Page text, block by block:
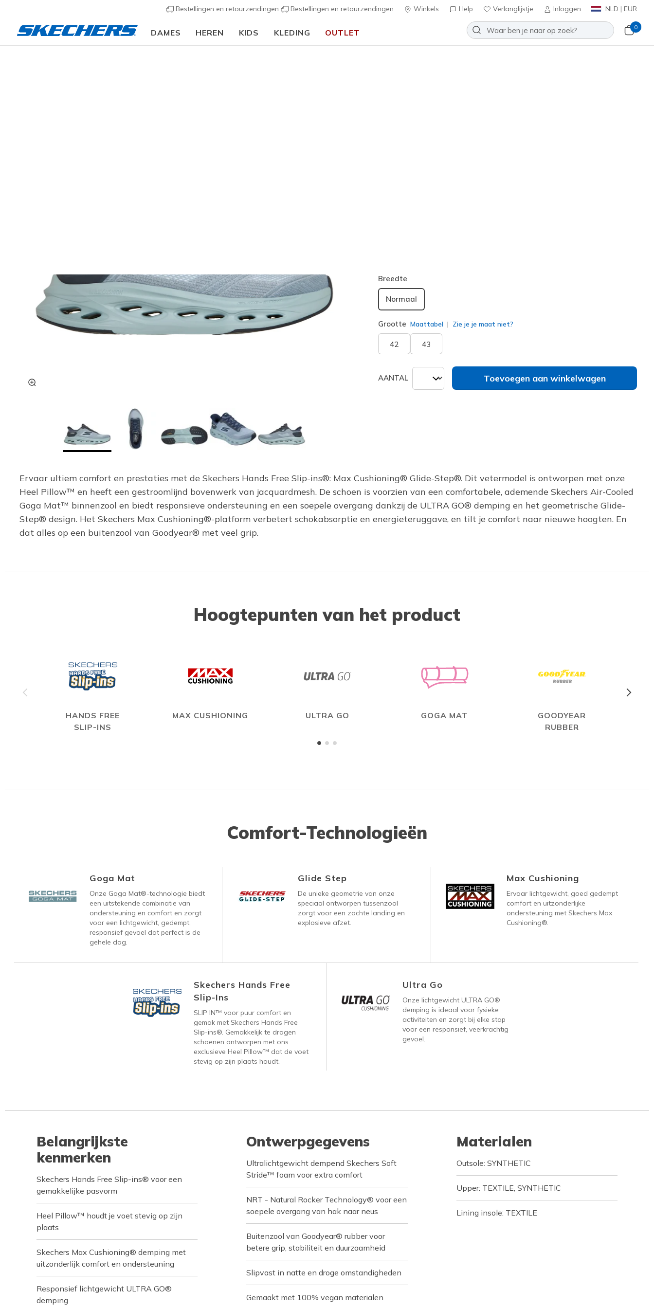
Bestellingen en retourzendingen Bestellingen en retourzendingen Winkels Help Verlanglijstje Inloggen NLD | EUR
DAMES HEREN KIDS KLEDING OUTLET
0
Breedte
Normaal
Grootte Maattabel Zie je je maat niet?
42 43
AANTAL Toevoegen aan winkelwagen
Ervaar ultiem comfort en prestaties met de Skechers Hands Free Slip-ins®: Max Cushioning® Glide-Step®. Dit vetermodel is ontworpen met onze
Heel Pillow™ en heeft een gestroomlijnd bovenwerk van jacquardmesh. De schoen is voorzien van een comfortabele, ademende Skechers Air-Cooled
Goga Mat™ binnenzool en biedt responsieve ondersteuning en een soepele overgang dankzij de ULTRA GO® demping en het geometrische Glide-
Step® design. Het Skechers Max Cushioning®-platform verbetert schokabsorptie en energieteruggave, en tilt je comfort naar nieuwe hoogten. En
dat alles op een buitenzool van Goodyear® met veel grip.
Hoogtepunten van het product
HANDS FREE
SLIP-INS
MAX CUSHIONING ULTRA GO GOGA MAT
GOODYEAR
RUBBER
Comfort-Technologieën
Goga Mat
Onze Goga Mat®-technologie biedt
een uitstekende combinatie van
ondersteuning en comfort en zorgt
voor een lichtgewicht, gedempt,
responsief gevoel dat perfect is de
gehele dag.
Glide Step
De unieke geometrie van onze
speciaal ontworpen tussenzool
zorgt voor een zachte landing en
explosieve afzet.
Max Cushioning
Ervaar lichtgewicht, goed gedempt
comfort en uitzonderlijke
ondersteuning met Skechers Max
Cushioning®.
Skechers Hands Free
Slip-Ins
SLIP IN™ voor puur comfort en
gemak met Skechers Hands Free
Slip-ins®. Gemakkelijk te dragen
schoenen ontworpen met ons
exclusieve Heel Pillow™ dat de voet
stevig op zijn plaats houdt.
Ultra Go
Onze lichtgewicht ULTRA GO®
demping is ideaal voor fysieke
activiteiten en zorgt bij elke stap
voor een responsief, veerkrachtig
gevoel.
Belangrijkste
kenmerken
Skechers Hands Free Slip-ins® voor een
gemakkelijke pasvorm
Heel Pillow™ houdt je voet stevig op zijn
plaats
Skechers Max Cushioning® demping met
uitzonderlijk comfort en ondersteuning
Responsief lichtgewicht ULTRA GO®
demping
Ontwerpgegevens
Ultralichtgewicht dempend Skechers Soft
Stride™ foam voor extra comfort
NRT - Natural Rocker Technology® voor een
soepele overgang van hak naar neus
Buitenzool van Goodyear® rubber voor
betere grip, stabiliteit en duurzaamheid
Slipvast in natte en droge omstandigheden
Gemaakt met 100% vegan materialen
Materialen
Outsole: SYNTHETIC
Upper: TEXTILE, SYNTHETIC
Lining insole: TEXTILE